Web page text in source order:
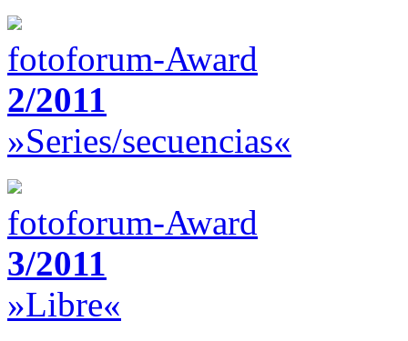
fotoforum-Award
2/2011
»Series/secuencias«
fotoforum-Award
3/2011
»Libre«